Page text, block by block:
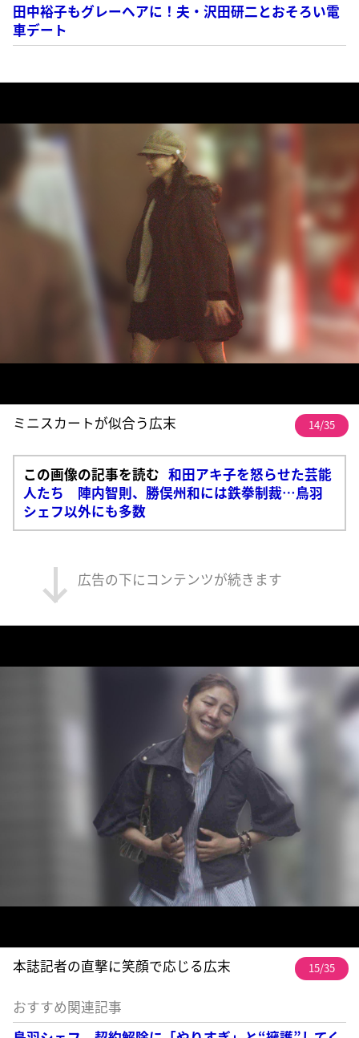
田中裕子もグレーヘアに！夫・沢田研二とおそろい電
車デート
ミニスカートが似合う広末 14/35
この画像の記事を読む 和田アキ子を怒らせた芸能
人たち 陣内智則、勝俣州和には鉄拳制裁…鳥羽
シェフ以外にも多数
広告の下にコンテンツが続きます
本誌記者の直撃に笑顔で応じる広末 15/35
おすすめ関連記事